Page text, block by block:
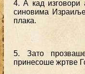
4. А кад изговори
синовима
плака.
5. Зато
принесоше жртве